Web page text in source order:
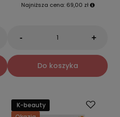
Najniższa cena: 69,00 zł
- +
Do koszyka
K-beauty